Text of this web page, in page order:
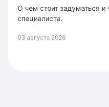
О чем стоит задуматься и
специалиста.
03 августа 2026